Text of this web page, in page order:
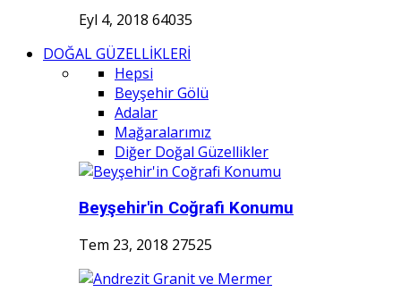
Eyl 4, 2018 64035
DOĞAL GÜZELLİKLERİ
Hepsi
Beyşehir Gölü
Adalar
Mağaralarımız
Diğer Doğal Güzellikler
Beyşehir'in Coğrafi Konumu
Tem 23, 2018 27525